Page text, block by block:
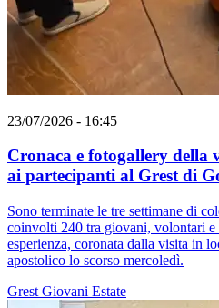
23/07/2026 - 16:45
Cronaca e fotogallery della
ai partecipanti al Grest di
Sono terminate le tre settimane di
coinvolti 240 tra giovani, volontari
esperienza, coronata dalla visita in
apostolico lo scorso mercoledì.
Grest Giovani Estate